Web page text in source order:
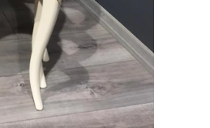
Parolanızı mı unuttunuz?
Hesap Oluştur